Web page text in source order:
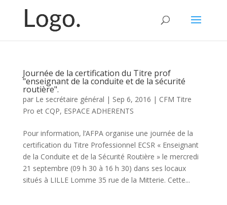
Journée de la certification du Titre prof
"enseignant de la conduite et de la sécurité
routière".
par Le secrétaire général | Sep 6, 2016 | CFM Titre
Pro et CQP, ESPACE ADHERENTS
Pour information, l’AFPA organise une journée de la
certification du Titre Professionnel ECSR « Enseignant
de la Conduite et de la Sécurité Routière » le mercredi
21 septembre (09 h 30 à 16 h 30) dans ses locaux
situés à LILLE Lomme 35 rue de la Mitterie. Cette...